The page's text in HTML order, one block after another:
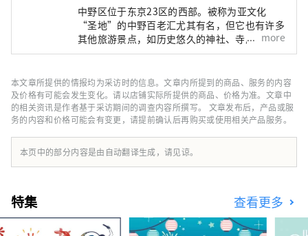
中野区位于东京23区的西部。被称为亚文化
“圣地”的中野百老汇尤其有名，但它也有许多
其他旅游景点，如历史悠久的神社、寺庙和美
食。 中野站周边地区正在进行据说每100年一次
很多面貌，比如繁华的商店街，充满了老式的人
文气息。这座城市的多样性也与这座城市的独特
特征有关，这座城市居住着来自约 120 个国家
的约 17,000 人。
more
本文章所提供的情报均为采访时的信息。文章内所提到的商品、服务的内容
及价格有可能会发生变化。请以店铺实际所提供的商品、价格为准。文章中
的相关资讯是作者基于采访期间的调查内容所撰写。 文章发布后，产品或服
务的内容和价格可能会有变更，请提前确认后再购买或使用相关产品服务。
本页中的部分内容是由自动翻译生成，请见谅。
特集 查看更多